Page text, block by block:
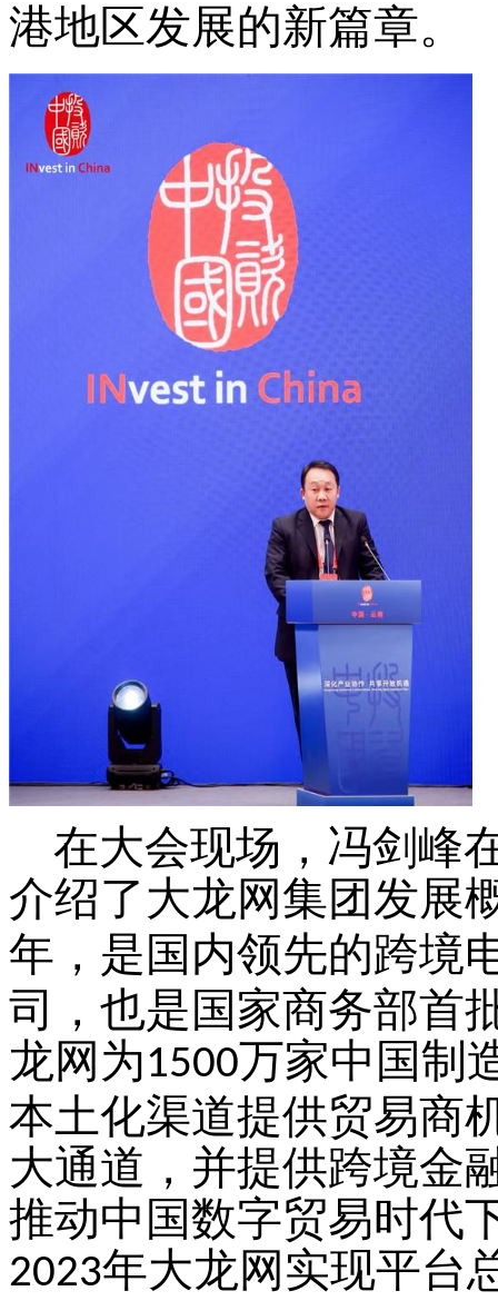
港地区发展的新篇章。
在大会现场，冯剑峰
介绍了大龙网集团发展
年，是国内领先的跨境
司，也是国家商务部首
龙网为1500万家中国制
本土化渠道提供贸易商
大通道，并提供跨境金
推动中国数字贸易时代
2023年大龙网实现平台